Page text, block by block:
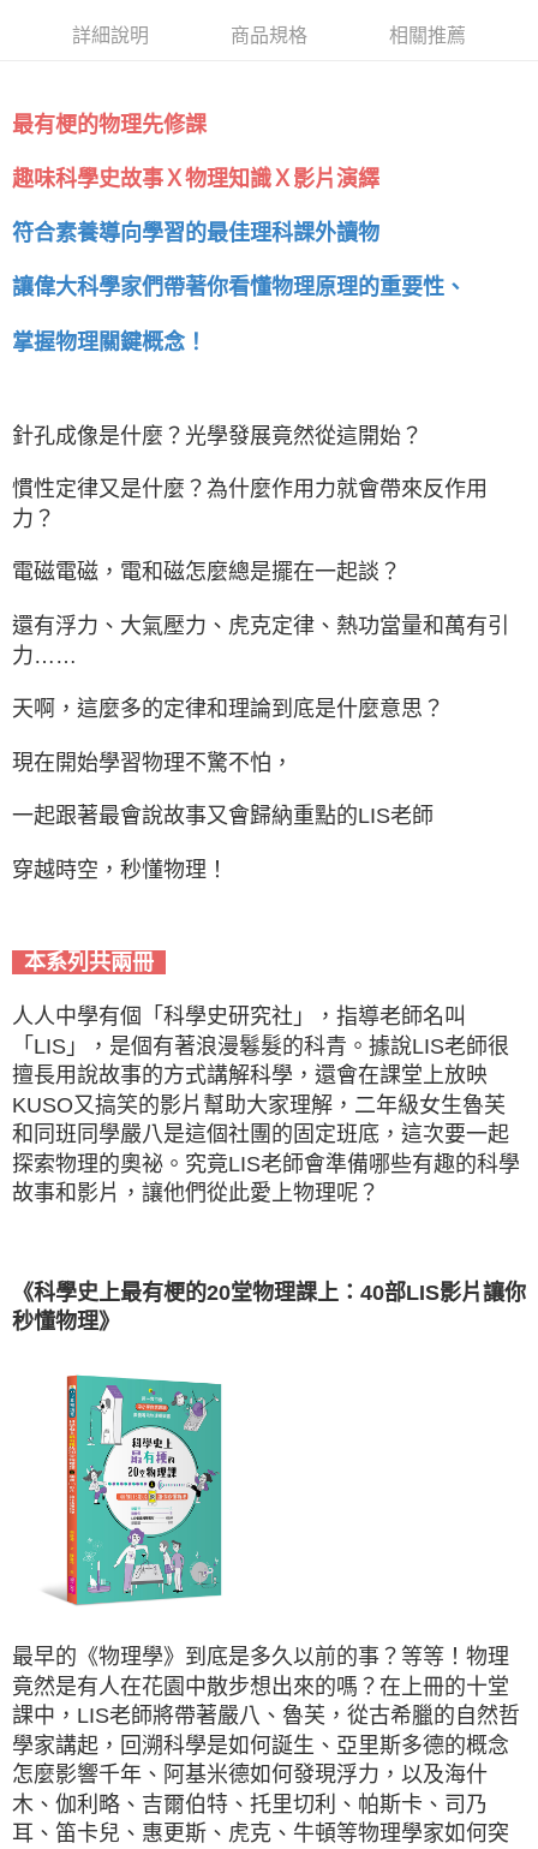
詳細說明 商品規格 相關推薦
最有梗的物理先修課
趣味科學史故事Ｘ物理知識Ｘ影片演繹
符合素養導向學習的最佳理科課外讀物
讓偉大科學家們帶著你看懂物理原理的重要性、
掌握物理關鍵概念！
針孔成像是什麼？光學發展竟然從這開始？
慣性定律又是什麼？為什麼作用力就會帶來反作用
力？
電磁電磁，電和磁怎麼總是擺在一起談？
還有浮力、大氣壓力、虎克定律、熱功當量和萬有引
力……
天啊，這麼多的定律和理論到底是什麼意思？
現在開始學習物理不驚不怕，
一起跟著最會說故事又會歸納重點的LIS老師
穿越時空，秒懂物理！
本系列共兩冊
人人中學有個「科學史研究社」，指導老師名叫
「LIS」，是個有著浪漫鬈髮的科青。據說LIS老師很
擅長用說故事的方式講解科學，還會在課堂上放映
KUSO又搞笑的影片幫助大家理解，二年級女生魯芙
和同班同學嚴八是這個社團的固定班底，這次要一起
探索物理的奧祕。究竟LIS老師會準備哪些有趣的科學
故事和影片，讓他們從此愛上物理呢？
《科學史上最有梗的20堂物理課上：40部LIS影片讓你
秒懂物理》
最早的《物理學》到底是多久以前的事？等等！物理
竟然是有人在花園中散步想出來的嗎？在上冊的十堂
課中，LIS老師將帶著嚴八、魯芙，從古希臘的自然哲
學家講起，回溯科學是如何誕生、亞里斯多德的概念
怎麼影響千年、阿基米德如何發現浮力，以及海什
木、伽利略、吉爾伯特、托里切利、帕斯卡、司乃
耳、笛卡兒、惠更斯、虎克、牛頓等物理學家如何突